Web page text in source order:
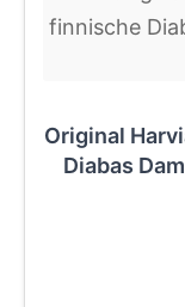
Original
Diabas